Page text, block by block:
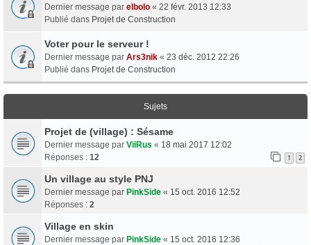
Dernier message par elbolo « 22 févr. 2013 12:33
Publié dans Projet de Construction
Voter pour le serveur !
Dernier message par Ars3nik « 23 déc. 2012 22:26
Publié dans Projet de Construction
Sujets
Projet de (village) : Sésame
Dernier message par ViiRus « 18 mai 2017 12:02
Réponses : 12 1 2
Un village au style PNJ
Dernier message par PinkSide « 15 oct. 2016 12:52
Réponses : 2
Village en skin
Dernier message par PinkSide « 15 oct. 2016 12:36